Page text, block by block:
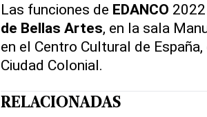
Las funciones de EDANCO
de Bellas Artes, en la sala
en el Centro Cultural de
Ciudad Colonial.
RELACIONADAS